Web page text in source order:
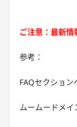
ご注意：最新情
参考：
FAQセクション
ムームードメイ